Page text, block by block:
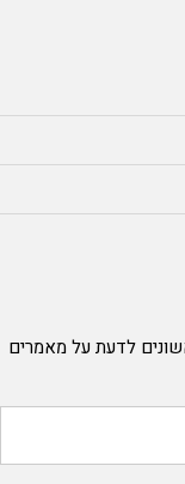
לדעת על מאמרים